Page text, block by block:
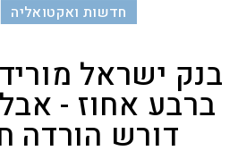
חדשות ואקטואליה
בנק ישראל
ברבע אחוז -
דורש הורדה